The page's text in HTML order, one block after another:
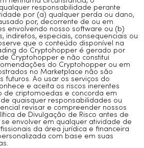
responsabilidade perante
por (a) qualquer perda ou dano,
por, decorrente de ou em
envolvendo nosso software ou (b)
indiretos, especiais, consequenciais ou
que o conteúdo disponível na
do Cryptohopper é gerado por
Cryptohopper e não constitui
do Cryptohopper ou em
no Marketplace não são
futuros. Ao usar os serviços do
e aceita os riscos inerentes
de criptomoedas e concorda em
quaisquer responsabilidades ou
revisar e compreender nossos
de Divulgação de Risco antes de
envolver em qualquer atividade de
da área jurídica e financeira
com base em suas